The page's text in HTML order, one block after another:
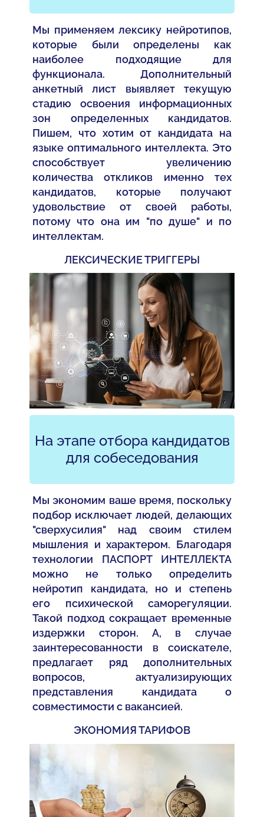
Мы применяем лексику нейротипов,
которые были определены как
наиболее подходящие для
функционала. Дополнительный
анкетный лист выявляет текущую
стадию освоения информационных
зон определенных кандидатов.
Пишем, что хотим от кандидата на
языке оптимального интеллекта. Это
способствует увеличению
количества откликов именно тех
кандидатов, которые получают
удовольствие от своей работы,
потому что она им "по душе" и по
интеллектам.
ЛЕКСИЧЕСКИЕ ТРИГГЕРЫ
На этапе отбора кандидатов
для собеседования
Мы экономим ваше время, поскольку
подбор исключает людей, делающих
"сверхусилия" над своим стилем
мышления и характером. Благодаря
технологии ПАСПОРТ ИНТЕЛЛЕКТА
можно не только определить
нейротип кандидата, но и степень
его психической саморегуляции.
Такой подход сокращает временные
издержки сторон. А, в случае
заинтересованности в соискателе,
предлагает ряд дополнительных
вопросов, актуализирующих
представления кандидата о
совместимости с вакансией.
ЭКОНОМИЯ ТАРИФОВ